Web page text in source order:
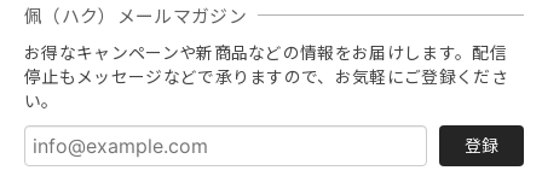
佩（ハク）メールマガジン
お得なキャンペーンや新商品などの情報をお届けします。配信
停止もメッセージなどで承りますので、お気軽にご登録くださ
い。
登録